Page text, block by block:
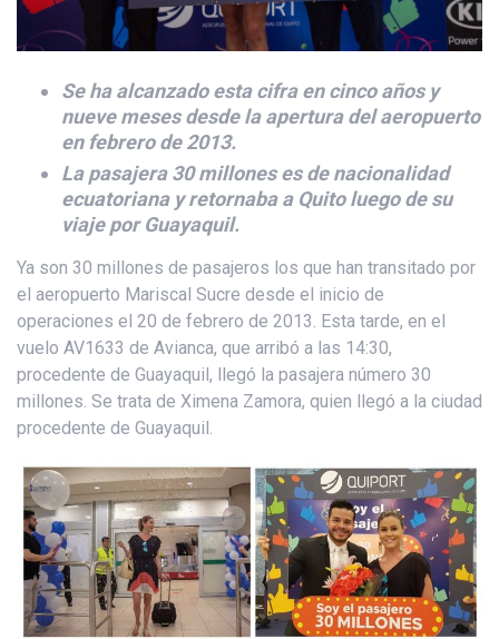
Se ha alcanzado esta cifra en cinco años y
nueve meses desde la apertura del aeropuerto
en febrero de 2013.
La pasajera 30 millones es de nacionalidad
ecuatoriana y retornaba a Quito luego de su
viaje por Guayaquil.
Ya son 30 millones de pasajeros los que han transitado por
el aeropuerto Mariscal Sucre desde el inicio de
operaciones el 20 de febrero de 2013. Esta tarde, en el
vuelo AV1633 de Avianca, que arribó a las 14:30,
procedente de Guayaquil, llegó la pasajera número 30
millones. Se trata de Ximena Zamora, quien llegó a la ciudad
procedente de Guayaquil.